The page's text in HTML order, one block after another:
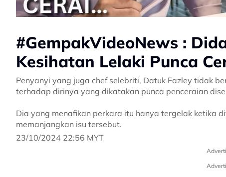
#GempakVideoNews :
Kesihatan Lelaki Punca
Penyanyi yang juga chef selebriti, Datuk Fazley tidak
terhadap dirinya yang dikatakan punca penceraian
Dia yang menafikan perkara itu hanya tergelak ketika
memanjangkan isu tersebut.
23/10/2024 22:56 MYT